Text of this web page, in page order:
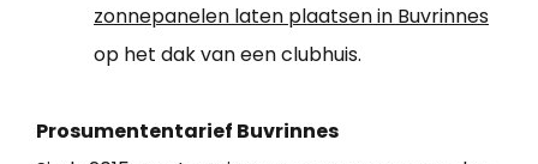
zonnepanelen laten plaatsen in Buvrinnes
op het dak van een clubhuis.
Prosumententarief Buvrinnes